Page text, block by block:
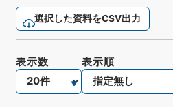
選択した資料をCSV出力
表示数 表示順